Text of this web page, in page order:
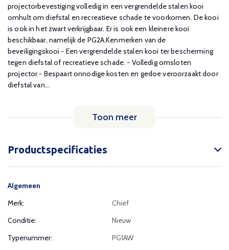
projectorbevestiging volledig in een vergrendelde stalen kooi
omhult om diefstal en recreatieve schade te voorkomen. De kooi
is ook in het zwart verkrijgbaar. Er is ook een kleinere kooi
beschikbaar, namelijk de PG2A.Kenmerken van de
beveiligingskooi - Een vergrendelde stalen kooi ter bescherming
tegen diefstal of recreatieve schade. - Volledig omsloten
projector.- Bespaart onnodige kosten en gedoe veroorzaakt door
diefstal van...
Toon meer
Productspecificaties
Algemeen
Merk:
Chief
Conditie:
Nieuw
Typenummer:
PG1AW